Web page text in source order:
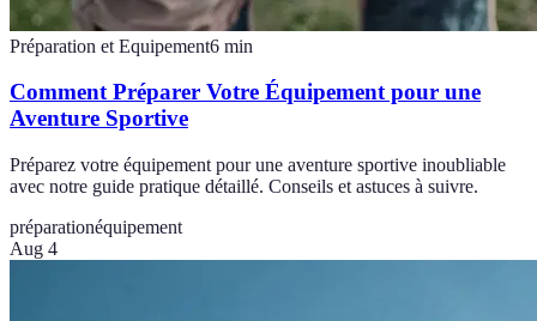
Préparation et Equipement6 min
Comment Préparer Votre Équipement pour une
Aventure Sportive
Préparez votre équipement pour une aventure sportive inoubliable
avec notre guide pratique détaillé. Conseils et astuces à suivre.
préparationéquipement
Aug 4